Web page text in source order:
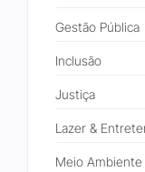
Gestão Pública
Inclusão
Justiça
Lazer &
Meio Ambiente